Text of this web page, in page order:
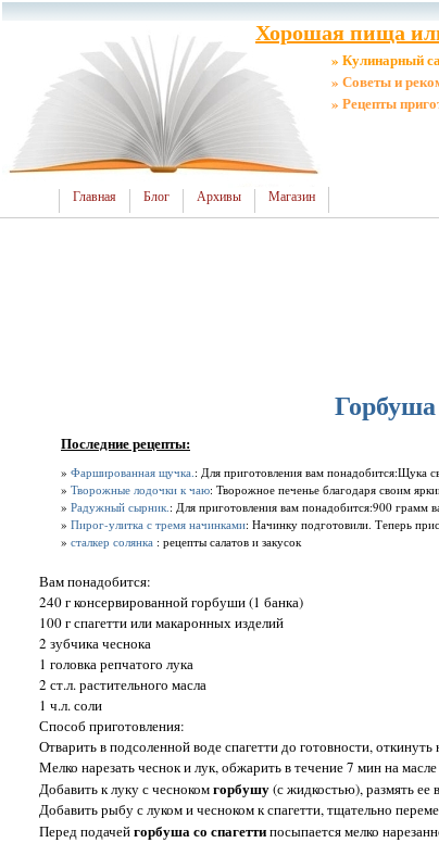
Хорошая пища
» Кулинарный
» Советы и
» Рецепты
Главная Блог Архивы Магазин
Горбуша
Последние рецепты:
» Фаршированная щучка. : Для приготовления вам понадобится:Щука
» Творожные лодочки к чаю: Творожное печенье благодаря своим
» Радужный сырник. : Для приготовления вам понадобится:900 грамм
» Пирог-улитка с тремя начинками: Начинку подготовили. Теперь
» сталкер солянка : рецепты салатов и закусок
Вам понадобится:
240 г консервированной горбуши (1 банка)
100 г спагетти или макаронных изделий
2 зубчика чеснока
1 головка репчатого лука
2 ст.л. растительного масла
1 ч.л. соли
Способ приготовления:
Отварить в подсоленной воде спагетти до готовности,
Мелко нарезать чеснок и лук, обжарить в течение 7 мин на масле
Добавить к луку с чеснокомгорбушу(с жидкостью), размять ее
Добавить рыбу с луком и чесноком к спагетти, тщательно
Перед подачейгорбуша со спагеттипосыпается мелко